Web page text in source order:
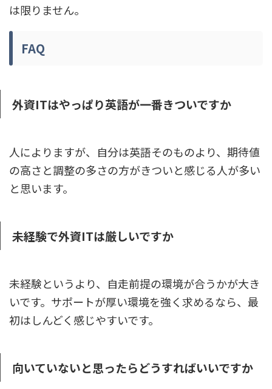
は限りません。
FAQ
外資ITはやっぱり英語が一番きついですか
人によりますが、自分は英語そのものより、期待値
の高さと調整の多さの方がきついと感じる人が多い
と思います。
未経験で外資ITは厳しいですか
未経験というより、自走前提の環境が合うかが大き
いです。サポートが厚い環境を強く求めるなら、最
初はしんどく感じやすいです。
向いていないと思ったらどうすればいいですか